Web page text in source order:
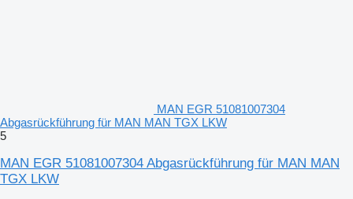
MAN EGR 51081007304
Abgasrückführung für MAN MAN TGX LKW
5
MAN EGR 51081007304 Abgasrückführung für MAN MAN
TGX LKW